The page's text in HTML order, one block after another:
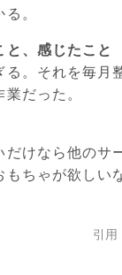
。
と、感じたこと
る。それを毎月
だった。
だけなら他のサ
もちゃが欲しい
引用